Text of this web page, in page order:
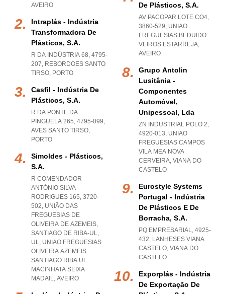
AVEIRO
Intraplás - Indústria
Transformadora De
Plásticos, S.a.
R DA INDÚSTRIA 68, 4795-
207, REBORDOES SANTO
TIRSO, PORTO
Casfil - Indústria De
Plásticos, S.a.
R DA PONTE DA
PINGUELA 265, 4795-099,
AVES SANTO TIRSO,
PORTO
Simoldes - Plásticos,
S.a.
R COMENDADOR
ANTÓNIO SILVA
RODRIGUES 165, 3720-
502, UNIÃO DAS
FREGUESIAS DE
OLIVEIRA DE AZEMEIS,
SANTIAGO DE RIBA-UL,
UL, UNIAO FREGUESIAS
OLIVEIRA AZEMEIS
SANTIAGO RIBA UL
MACINHATA SEIXA
MADAIL, AVEIRO
De Plásticos, S.a.
AV PACOPAR LOTE CO4,
3860-529, UNIAO
FREGUESIAS BEDUIDO
VEIROS ESTARREJA,
AVEIRO
Grupo Antolin
Lusitânia -
Componentes
Automóvel,
Unipessoal, Lda
ZN INDUSTRIAL POLO 2,
4920-013, UNIAO
FREGUESIAS CAMPOS
VILA MEA NOVA
CERVEIRA, VIANA DO
CASTELO
Eurostyle Systems
Portugal - Indústria
De Plásticos E De
Borracha, S.a.
PQ EMPRESARIAL, 4925-
432, LANHESES VIANA
CASTELO, VIANA DO
CASTELO
Exporplás - Indústria
De Exportação De